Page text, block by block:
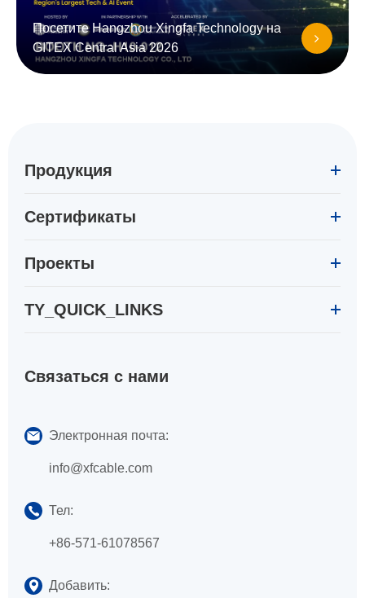
Посетите Hangzhou Xingfa Technology на
GITEX Central Asia 2026
Продукция
Сертификаты
Проекты
TY_QUICK_LINKS
Связаться с нами
Электронная почта:
info@xfcable.com
Тел:
+86-571-61078567
Добавить: